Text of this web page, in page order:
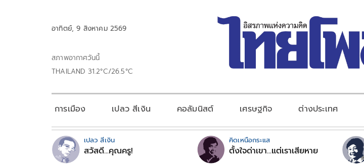
อาทิตย์, 9 สิงหาคม 2569
สภาพอากาศวันนี้
THAILAND 31.2°C/26.5°C
การเมือง เปลว สีเงิน คอลัมนิสต์ เศรษฐกิจ ต่างประเทศ
เปลว สีเงิน
สวัสดี...คุณครู!
คิดเหนือกระแส
ตั้งใจด่าเขา...แต่เราเสียหาย